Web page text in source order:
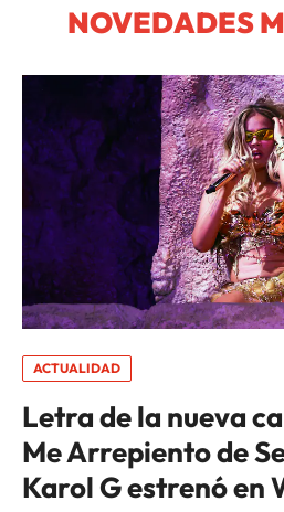
NOVEDADES
ACTUALIDAD
Letra de la nueva
Me Arrepiento de
Karol G estrenó en